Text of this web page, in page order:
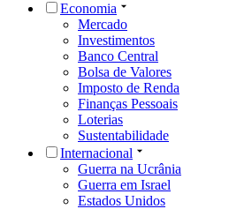
Economia
Mercado
Investimentos
Banco Central
Bolsa de Valores
Imposto de Renda
Finanças Pessoais
Loterias
Sustentabilidade
Internacional
Guerra na Ucrânia
Guerra em Israel
Estados Unidos